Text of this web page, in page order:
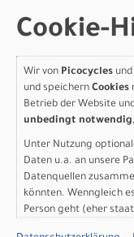
Batteriekapazität:
Ladegerät: TQ AC
Display: TQ Bar-
Smartphone app
Gewicht: 11,1 kg
Zulässiges
Scott
Gutenbergstrasse 27
85748 Garching-­Hochbrück
+49 (0) 89 898 78 36 ­ 0
Cookie-
Wir von Picocycles
und speichern Cookies
Betrieb der Website
unbedingt notwendig
Unter Nutzung
Daten u.a. an unsere
Datenquellen
könnten. Wenngleich
Person geht (eher